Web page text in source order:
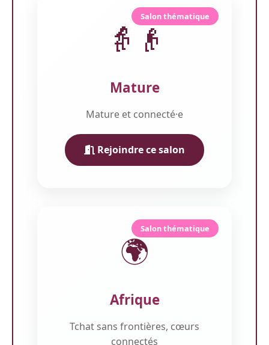
Salon thématique
👵👴
Mature
Mature et connecté·e
Rejoindre ce salon
Salon thématique
🌍
Afrique
Tchat sans frontières, cœurs
connectés